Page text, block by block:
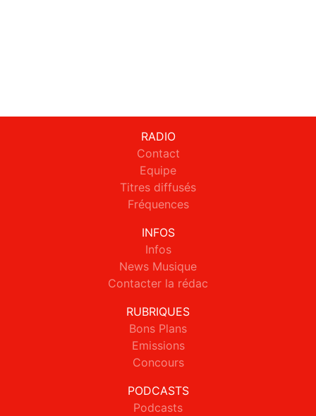
RADIO
Contact
Equipe
Titres diffusés
Fréquences
INFOS
Infos
News Musique
Contacter la rédac
RUBRIQUES
Bons Plans
Emissions
Concours
PODCASTS
Podcasts